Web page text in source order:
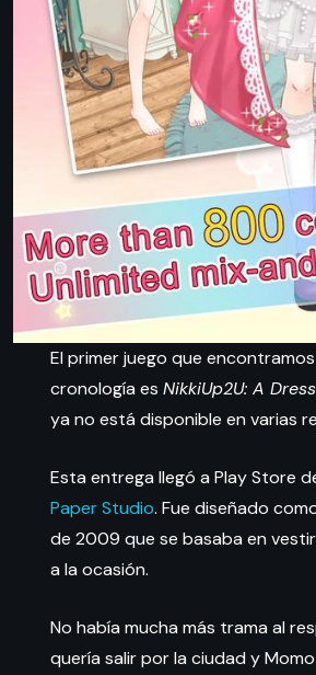
El primer juego que
cronología es NikkiUp2U: A
ya no está disponible en varias
Esta entrega llegó a Play Store
Paper Studio. Fue diseñado
de 2009 que se basaba en
a la ocasión.
No había mucha más trama al
quería salir por la ciudad y